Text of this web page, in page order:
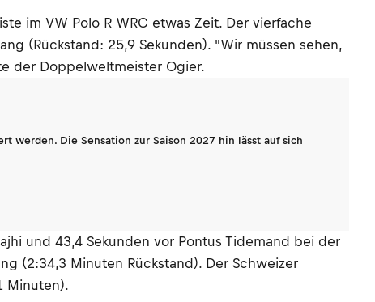
im VW Polo R WRC etwas Zeit. Der vierfache
(Rückstand: 25,9 Sekunden). "Wir müssen sehen,
der Doppelweltmeister Ogier.
werden. Die Sensation zur Saison 2027 hin lässt auf sich
und 43,4 Sekunden vor Pontus Tidemand bei der
(2:34,3 Minuten Rückstand). Der Schweizer
Minuten).